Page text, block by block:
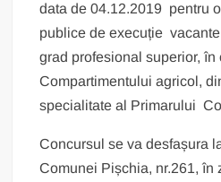
data de 04.12.2019 pentru
publice de execuție
grad profesional superior, în
Compartimentului agricol,
specialitate al Primarului
Concursul se va desfașura
Comunei Pișchia, nr.261, în